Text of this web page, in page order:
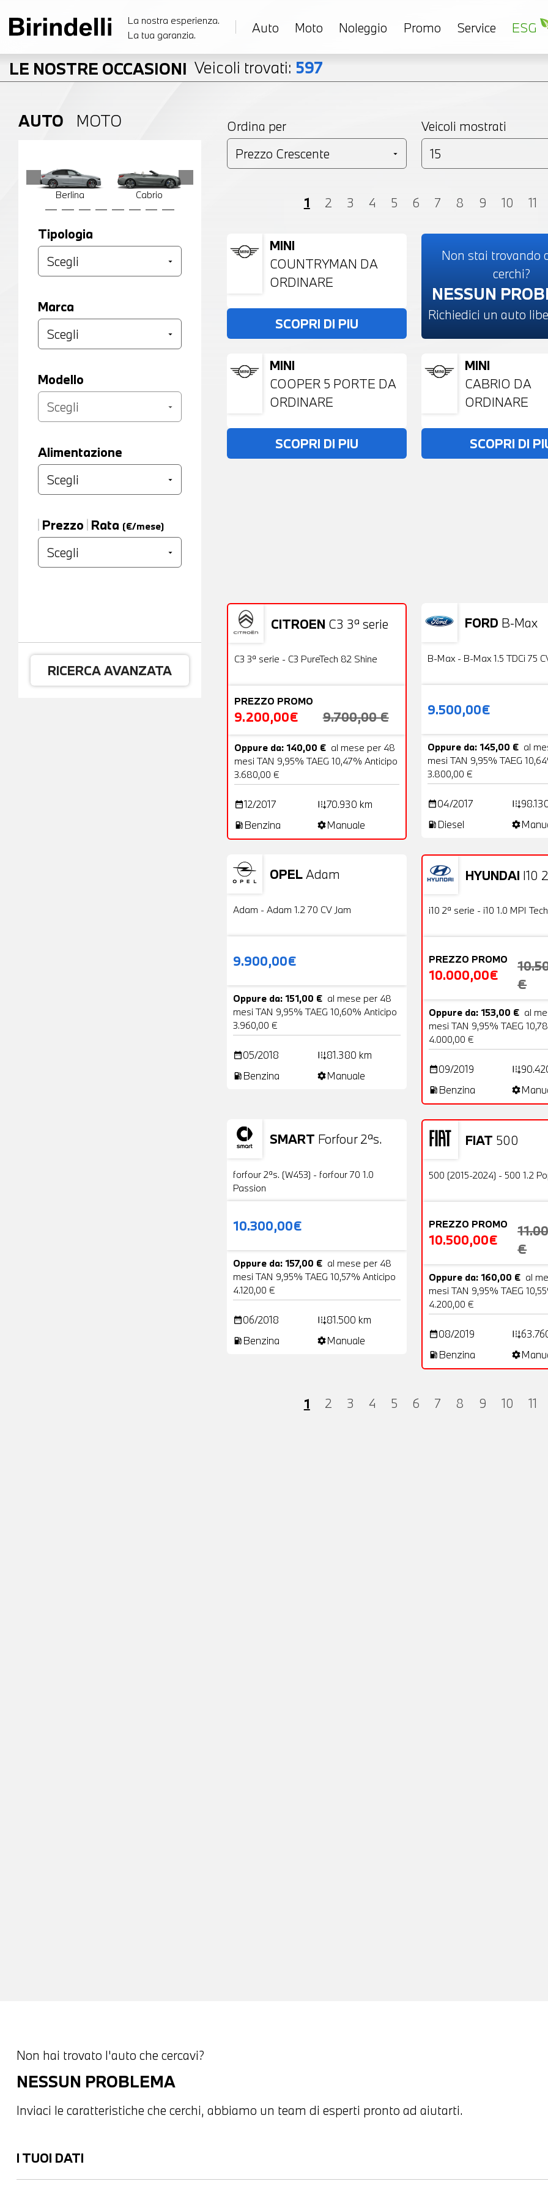
La nostra esperienza.
La tua garanzia.
Auto Moto Noleggio Promo Service ESG
LE NOSTRE OCCASIONI Veicoli trovati: 597
AUTO MOTO
Berlina Cabrio Coupé SUV
Tipologia
Marca
Modello
Alimentazione
Prezzo Rata (€/mese)
RICERCA AVANZATA
Ordina per Veicoli mostrati
1 2 3 4 5 6 7 8 9 10 11
MINI
COUNTRYMAN DA
ORDINARE
SCOPRI DI PIU
Non stai trovando
cerchi?
NESSUN
Richiedici un auto
MINI
COOPER 5 PORTE DA
ORDINARE
SCOPRI DI PIU
MINI
CABRIO DA
ORDINARE
SCOPRI DI
CITROEN C3 3ª serie
OFFERTA
Usato 22 Foto
C3 3ª serie - C3 PureTech 82 Shine
PREZZO PROMO
9.200,00€ 9.700,00 €
Oppure da: 140,00 € al mese per 48
mesi TAN 9,95% TAEG 10,47% Anticipo
3.680,00 €
date_range12/2017 add_road70.930 km
local_gas_station Benzina settingsManuale
FORD B-Max
Usato
B-Max - B-Max 1.5 TDCi 75
9.500,00€
Oppure da: 145,00 € al
mesi TAN 9,95% TAEG
3.800,00 €
date_range04/2017 add_road
local_gas_station Diesel settings
OPELAdam
Usato
Adam - Adam 1.2 70 CV Jam
9.900,00€
Oppure da: 151,00 € al mese per 48
mesi TAN 9,95% TAEG 10,60% Anticipo
3.960,00 €
date_range05/2018 add_road81.380 km
local_gas_station Benzina settingsManuale
HYUNDAI I10
OFFERTA
Usato
i10 2ª serie - i10 1.0 MPI Tech
PREZZO PROMO
10.000,00€
€
Oppure da: 153,00 € al
mesi TAN 9,95% TAEG
4.000,00 €
date_range09/2019 add_road
local_gas_station Benzina settings
SMART Forfour 2ªs.
Usato 19 Foto
forfour 2ªs. (W453) - forfour 70 1.0
Passion
10.300,00€
Oppure da: 157,00 € al mese per 48
mesi TAN 9,95% TAEG 10,57% Anticipo
4.120,00 €
date_range06/2018 add_road81.500 km
local_gas_station Benzina settingsManuale
FIAT 500
OFFERTA
Usato
500 (2015-2024) - 500 1.2
PREZZO PROMO
10.500,00€
€
Oppure da: 160,00 € al
mesi TAN 9,95% TAEG
4.200,00 €
date_range08/2019 add_road
local_gas_station Benzina settings
1 2 3 4 5 6 7 8 9 10 11
Non hai trovato l'auto che cercavi?
NESSUN PROBLEMA
Inviaci le caratteristiche che cerchi, abbiamo un team di esperti pronto ad aiutarti.
I TUOI DATI